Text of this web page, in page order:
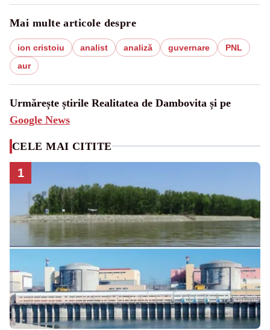
Mai multe articole despre
ion cristoiu analist analiză guvernare
PNL
aur
Urmărește știrile Realitatea de Dambovita și pe
Google News
CELE MAI CITITE
1